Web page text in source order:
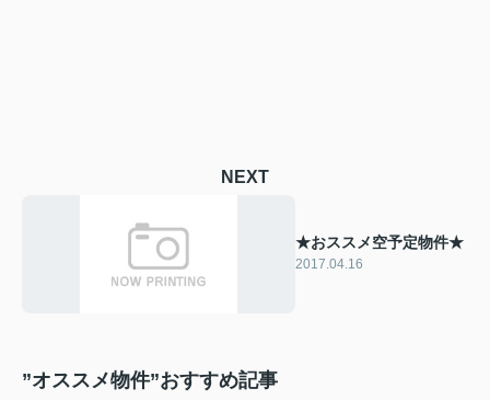
NEXT
★おススメ空予定物件★
2017.04.16
”オススメ物件”おすすめ記事